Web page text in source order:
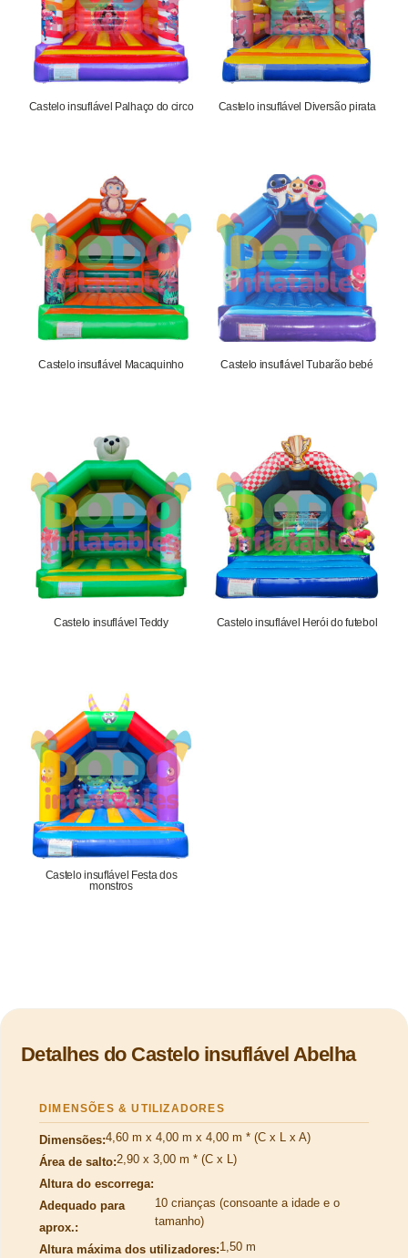
Castelo insuflável Palhaço do circo Castelo insuflável Diversão pirata
Castelo insuflável Macaquinho Castelo insuflável Tubarão bebé
Castelo insuflável Teddy Castelo insuflável Herói do futebol
Castelo insuflável Festa dos
monstros
Detalhes do Castelo insuflável Abelha
DIMENSÕES & UTILIZADORES
Dimensões:4,60 m x 4,00 m x 4,00 m * (C x L x A)
Área de salto:2,90 x 3,00 m * (C x L)
Altura do escorrega:
Adequado para
aprox.:
10 crianças (consoante a idade e o
tamanho)
Altura máxima dos utilizadores:1,50 m